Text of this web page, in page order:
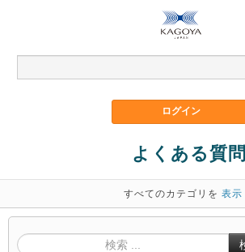
よくある質問
すべてのカテゴリを 表示